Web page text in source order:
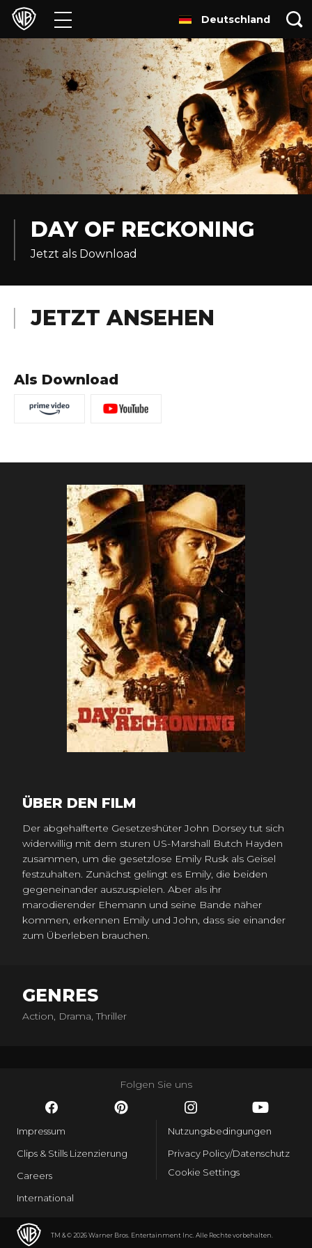
Filme
Games & Apps
Brands
Presse
Licensing
Deutschland
DAY OF RECKONING
Jetzt als Download
JETZT ANSEHEN
Als Download
ÜBER DEN FILM
Der abgehalfterte Gesetzeshüter John Dorsey tut sich
widerwillig mit dem sturen US-Marshall Butch Hayden
zusammen, um die gesetzlose Emily Rusk als Geisel
festzuhalten. Zunächst gelingt es Emily, die beiden
gegeneinander auszuspielen. Aber als ihr
marodierender Ehemann und seine Bande näher
kommen, erkennen Emily und John, dass sie einander
zum Überleben brauchen.
GENRES
Action, Drama, Thriller
TM & © 2026 Warner Bros. Entertainment Inc. Alle Rechte vorbehalten.
Folgen Sie uns
Impressum
Clips & Stills Lizenzierung
Careers
International
Nutzungsbedingungen
Privacy Policy/Datenschutz
Cookie Settings